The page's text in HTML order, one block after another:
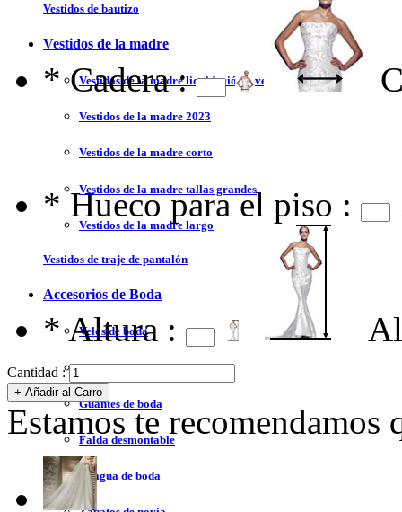
Vestidos de bautizo
Vestidos de la madre
Vestidos de la madre liquidación y venta
Vestidos de la madre 2023
Vestidos de la madre corto
Vestidos de la madre tallas grandes
Vestidos de la madre largo
Vestidos de traje de pantalón
Accesorios de Boda
Velos de boda
Chales de boda
Guantes de boda
Falda desmontable
Enagua de boda
* Cadera :
* Hueco para el piso :
* Altura :
Cantidad :
Estamos te recomendamos